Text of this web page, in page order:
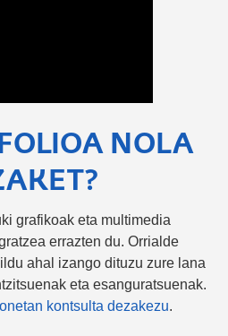
NOLA
grafikoak eta multimedia
errazten du. Orrialde
ahal izango dituzu zure lana
eta esanguratsuenak.
kontsulta dezakezu.